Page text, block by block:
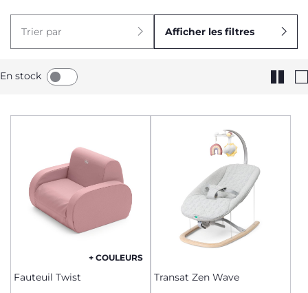
Trier par Afficher les filtres
En stock
+ COULEURS
Fauteuil Twist Transat Zen Wave